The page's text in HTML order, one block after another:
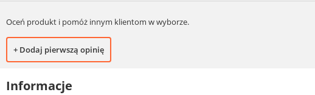
Oceń produkt i pomóż innym klientom w wyborze.
+ Dodaj pierwszą opinię
Informacje